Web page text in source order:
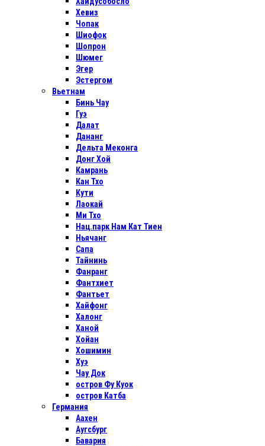
Хевиз
Чопак
Шиофок
Шопрон
Шюмег
Эгер
Эстергом
Вьетнам
Бинь Чау
Гуэ
Далат
Дананг
Дельта Меконга
Донг Хой
Камрань
Кан Тхо
Кути
Лаокай
Ми Тхо
Нац.парк Нам Кат Тиен
Ньячанг
Сапа
Тайнинь
Фанранг
Фантхиет
Фантьет
Хайфонг
Халонг
Ханой
Хойан
Хошимин
Хуэ
Чау Док
остров Фу Куок
остров Катба
Германия
Аахен
Аугсбург
Бавария